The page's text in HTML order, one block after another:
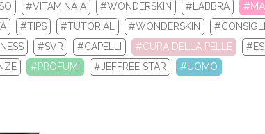
2024: ECCO I TOP 10
#VITAMINA A #WONDERSKIN #LABBRA
#TIPS #TUTORIAL #WONDERSKIN
#CONSIGLI
#SVR #CAPELLI #CURA DELLA PELLE
#PROFUMI #JEFFREE STAR
#UOMO